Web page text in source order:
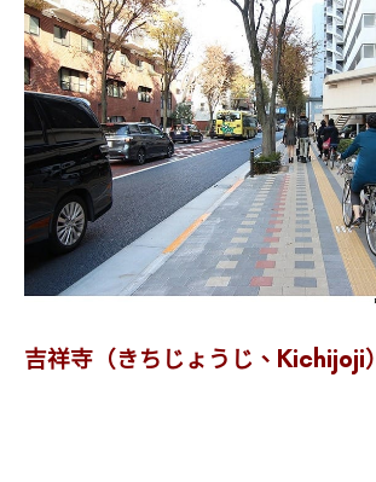
吉祥寺（きちじょうじ、Kichijoji）